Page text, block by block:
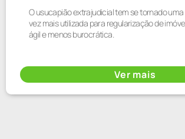
O usucapião extrajudicial tem se tornado
vez mais utilizada para regularização de
ágil e menos burocrática.
Ver mais